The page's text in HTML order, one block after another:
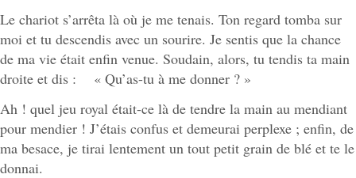
Le chariot s’arrêta là où je me tenais. Ton regard tomba sur
moi et tu descendis avec un sourire. Je sentis que la chance
de ma vie était enfin venue. Soudain, alors, tu tendis ta main
droite et dis : « Qu’as-tu à me donner ? »
Ah ! quel jeu royal était-ce là de tendre la main au mendiant
pour mendier ! J’étais confus et demeurai perplexe ; enfin, de
ma besace, je tirai lentement un tout petit grain de blé et te le
donnai.